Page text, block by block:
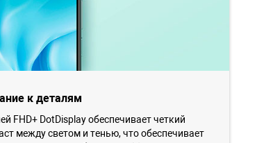
к деталям
FHD+ DotDisplay обеспечивает четкий
между светом и тенью, что обеспечивает